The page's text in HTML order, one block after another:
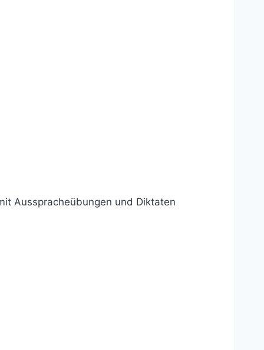
Ausspracheübungen und Diktaten